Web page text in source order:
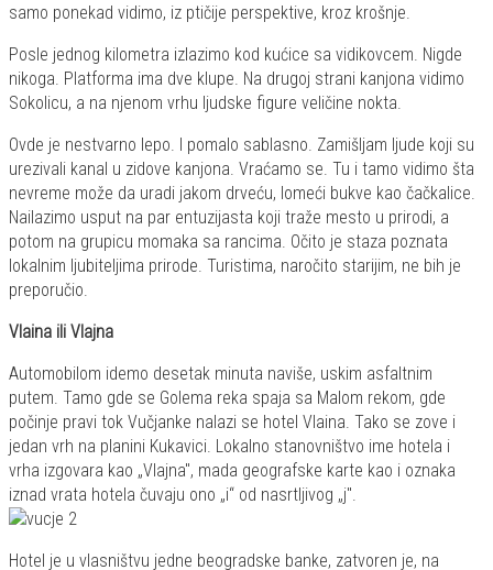
samo ponekad vidimo, iz ptičije perspektive, kroz krošnje.
Posle jednog kilometra izlazimo kod kućice sa vidikovcem. Nigde
nikoga. Platforma ima dve klupe. Na drugoj strani kanjona vidimo
Sokolicu, a na njenom vrhu ljudske figure veličine nokta.
Ovde je nestvarno lepo. I pomalo sablasno. Zamišljam ljude koji su
urezivali kanal u zidove kanjona. Vraćamo se. Tu i tamo vidimo šta
nevreme može da uradi jakom drveću, lomeći bukve kao čačkalice.
Nailazimo usput na par entuzijasta koji traže mesto u prirodi, a
potom na grupicu momaka sa rancima. Očito je staza poznata
lokalnim ljubiteljima prirode. Turistima, naročito starijim, ne bih je
preporučio.
Vlaina ili Vlajna
Automobilom idemo desetak minuta naviše, uskim asfaltnim
putem. Tamo gde se Golema reka spaja sa Malom rekom, gde
počinje pravi tok Vučjanke nalazi se hotel Vlaina. Tako se zove i
jedan vrh na planini Kukavici. Lokalno stanovništvo ime hotela i
vrha izgovara kao „Vlajna", mada geografske karte kao i oznaka
iznad vrata hotela čuvaju ono „i“ od nasrtljivog „j".
Hotel je u vlasništvu jedne beogradske banke, zatvoren je, na